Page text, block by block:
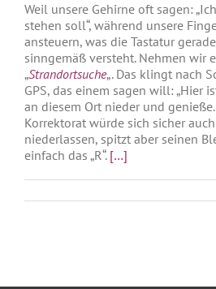
Weil unsere Gehirne oft sagen:
stehen soll“, während unsere
ansteuern, was die Tastatur
sinngemäß versteht. Nehmen wir
„Strandortsuche„. Das klingt nach
GPS, das einem sagen will: „Hier
an diesem Ort nieder und
Korrektorat würde sich sicher
niederlassen, spitzt aber seinen
einfach das „R“. […]